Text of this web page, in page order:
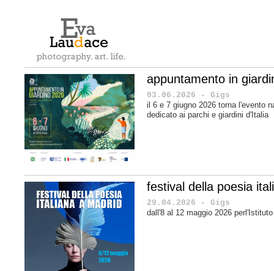
appuntamento in
03.06.2026 - Gigs
il 6 e 7 giugno 2026 torna l'evento
dedicato ai parchi e giardini d'Italia
festival della poesia
29.04.2026 - Gigs
dall'8 al 12 maggio 2026